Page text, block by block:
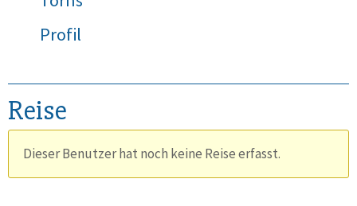
Profil
Reise
Dieser Benutzer hat noch keine Reise erfasst.